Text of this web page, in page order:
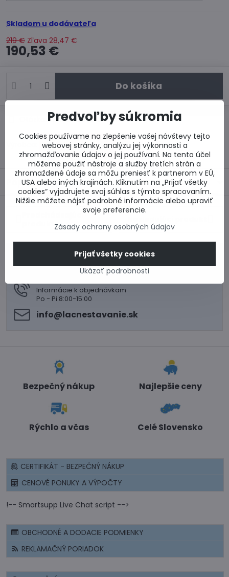
Skladom u dodávateľa
219 € Zľava 28,47 €
190,53 €
Do košíka
Otázka k produktu Doručenia
Popis
Predchádzajúci
0917 969 003
Technické poradenstvo
Informácie k objednávkam
Po - Pi 8:00-15:00
info​@lacnestavanie​.sk
Bezpečný nákup Najlepšie ceny
Rýchlo a včas Celé Slovensko
CERTIFIKÁT - BEZPEČNÝ NÁKUP
CENOVÉ PONUKY A VÝPOČTY
!-- Smartsupp Live Chat script -->
OBCHODNÉ A DODACIE PODMIENKY
REKLAMAČNÝ PORIADOK
Predvoľby súkromia
Cookies používame na zlepšenie vašej návštevy tejto
webovej stránky, analýzu jej výkonnosti a
zhromažďovanie údajov o jej používaní. Na tento účel
môžeme použiť nástroje a služby tretích strán a
zhromaždené údaje sa môžu preniesť k partnerom v EÚ,
USA alebo iných krajinách. Kliknutím na „Prijať všetky
cookies“ vyjadrujete svoj súhlas s týmto spracovaním.
Nižšie môžete nájsť podrobné informácie alebo upraviť
svoje preferencie.
Zásady ochrany osobných údajov
Ukázať podrobnosti
Prijať všetky cookies